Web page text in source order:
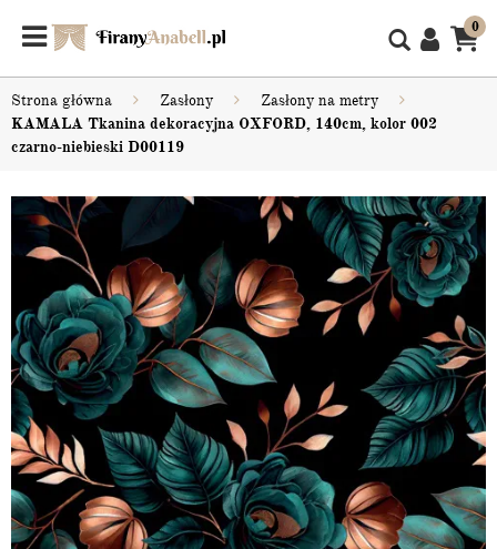
0
Strona główna Zasłony
Zasłony na metry
KAMALA Tkanina dekoracyjna OXFORD, 140cm, kolor 002
czarno-niebieski D00119